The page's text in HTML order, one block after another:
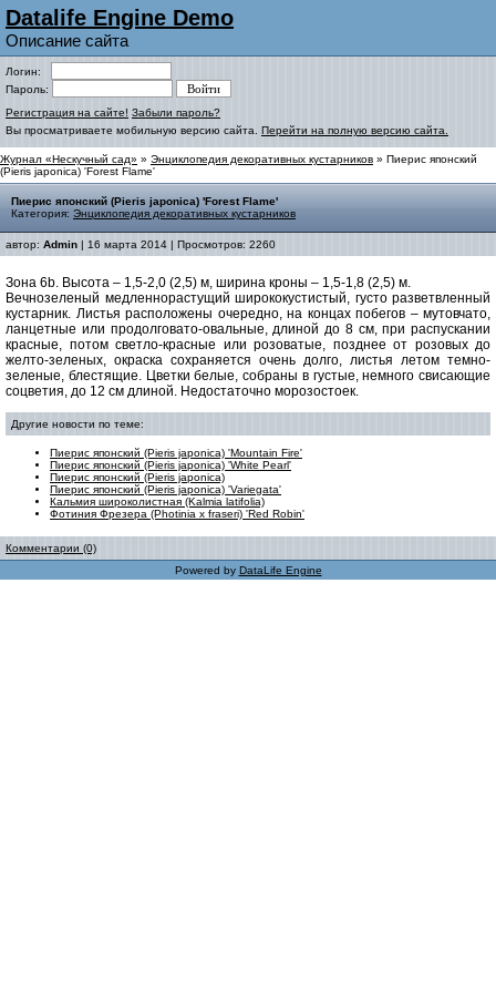
Datalife Engine Demo
Описание сайта
Логин:
Пароль:
Регистрация на сайте! Забыли пароль?
Вы просматриваете мобильную версию сайта. Перейти на полную версию сайта.
Журнал «Нескучный сад» » Энциклопедия декоративных кустарников » Пиерис японский
(Pieris japonica) 'Forest Flame'
Пиерис японский (Pieris japonica) 'Forest Flame'
Категория: Энциклопедия декоративных кустарников
автор: Admin | 16 марта 2014 | Просмотров: 2260
Зона 6b. Высота – 1,5-2,0 (2,5) м, ширина кроны – 1,5-1,8 (2,5) м.
Вечнозеленый медленнорастущий ширококустистый, густо разветвленный
кустарник. Листья расположены очередно, на концах побегов – мутовчато,
ланцетные или продолговато-овальные, длиной до 8 см, при распускании
красные, потом светло-красные или розоватые, позднее от розовых до
желто-зеленых, окраска сохраняется очень долго, листья летом темно-
зеленые, блестящие. Цветки белые, собраны в густые, немного свисающие
соцветия, до 12 см длиной. Недостаточно морозостоек.
Другие новости по теме:
Пиерис японский (Pieris japonica) 'Mountain Fire'
Пиерис японский (Pieris japonica) 'White Pearl'
Пиерис японский (Pieris japonica)
Пиерис японский (Pieris japonica) 'Variegata'
Кальмия широколистная (Kalmia latifolia)
Фотиния Фрезера (Photinia х fraseri) 'Red Robin'
Комментарии (0)
Powered by DataLife Engine